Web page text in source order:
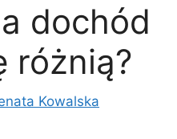
dochód
różnią?
Kowalska